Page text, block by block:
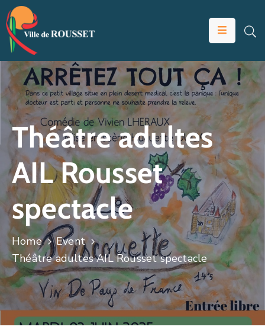
VOTRE
MAIRIE
VIVRE
À
ROUSSET
ÉDUCATION
ET
JEUNESSE
SOLIDARITÉS
ÉCONOMIE
ANIMATION
CULTURE
SPORTS
Théâtre adultes
AIL Rousset
spectacle
Home
Event
Théâtre adultes AIL Rousset spectacle